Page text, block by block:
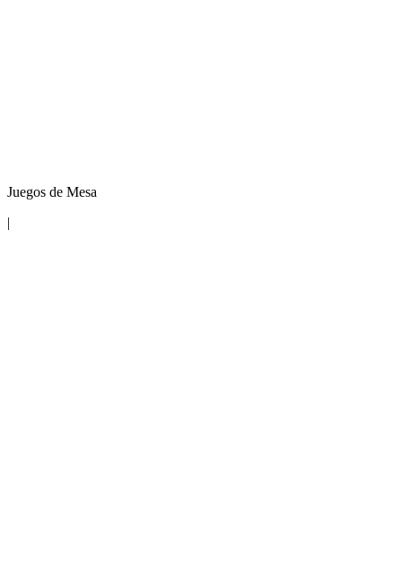
Juegos de Mesa
|